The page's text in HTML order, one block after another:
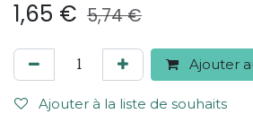
1,65 € 5,74€
Ajouter
Ajouter à la liste de souhaits